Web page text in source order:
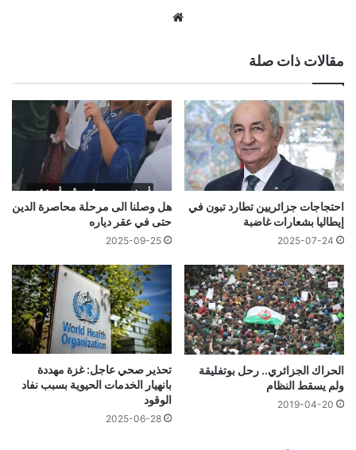
مقالات ذات صلة
احتجاجات جزائريين تطارد تبون في
إيطاليا بشعارات غاضبة
2025-07-24
هل وصلنا الى مرحلة محاصرة الدين
حتى في عقر دياره
2025-09-25
الحراك الجزائري.. رحل بوتفليقة
ولم يسقط النظام
2019-04-20
تحذير صحي عاجل: غزة مهددة
بانهيار الخدمات الحيوية بسبب نفاد
الوقود
2025-06-28